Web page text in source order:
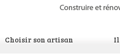
Choisir son artisan